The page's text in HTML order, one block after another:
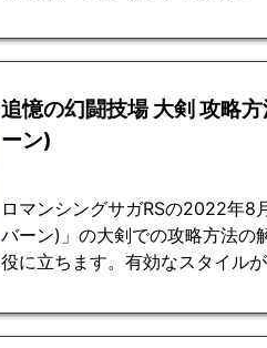
追憶の幻闘技場 大剣 攻略
ーン)
ロマンシングサガRSの2022年8
バーン)」の大剣での攻略方法の
役に立ちます。有効なスタイル